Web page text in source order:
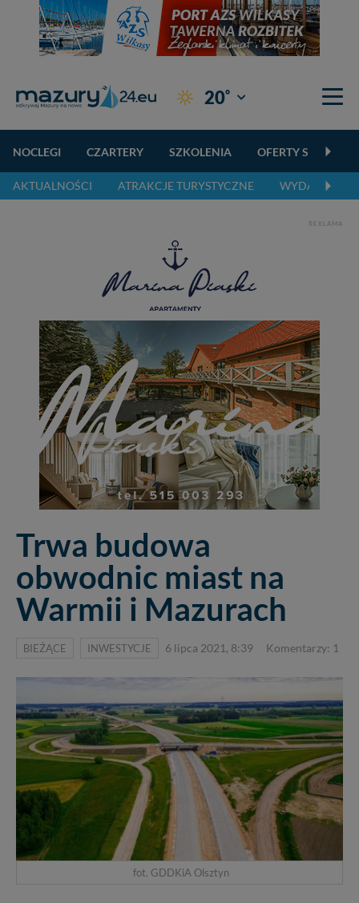
20° Giżycko
NOCLEGI CZARTERY SZKOLENIA OFERTY
AKTUALNOŚCI ATRAKCJE TURYSTYCZNE WYDARZENIA
REKLAMA
Trwa budowa
obwodnic miast na
Warmii i Mazurach
BIEŻĄCE INWESTYCJE 6 lipca 2021, 8:39 Komentarzy: 1
fot. GDDKiA Olsztyn